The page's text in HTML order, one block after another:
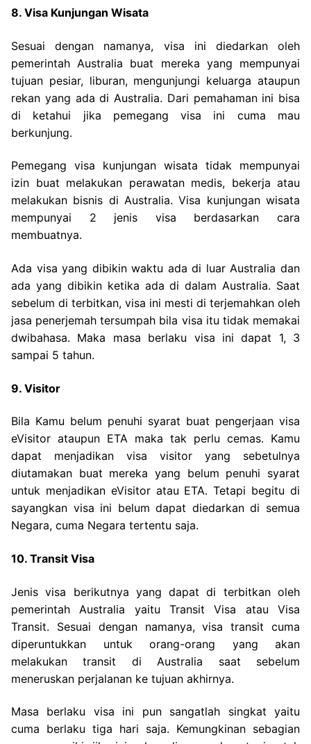
8. Visa Kunjungan Wisata
Sesuai dengan namanya, visa ini diedarkan oleh
pemerintah Australia buat mereka yang mempunyai
tujuan pesiar, liburan, mengunjungi keluarga ataupun
rekan yang ada di Australia. Dari pemahaman ini bisa
di ketahui jika pemegang visa ini cuma mau
berkunjung.
Pemegang visa kunjungan wisata tidak mempunyai
izin buat melakukan perawatan medis, bekerja atau
melakukan bisnis di Australia. Visa kunjungan wisata
mempunyai 2 jenis visa berdasarkan cara
membuatnya.
Ada visa yang dibikin waktu ada di luar Australia dan
ada yang dibikin ketika ada di dalam Australia. Saat
sebelum di terbitkan, visa ini mesti di terjemahkan oleh
jasa penerjemah tersumpah bila visa itu tidak memakai
dwibahasa. Maka masa berlaku visa ini dapat 1, 3
sampai 5 tahun.
9. Visitor
Bila Kamu belum penuhi syarat buat pengerjaan visa
eVisitor ataupun ETA maka tak perlu cemas. Kamu
dapat menjadikan visa visitor yang sebetulnya
diutamakan buat mereka yang belum penuhi syarat
untuk menjadikan eVisitor atau ETA. Tetapi begitu di
sayangkan visa ini belum dapat diedarkan di semua
Negara, cuma Negara tertentu saja.
10. Transit Visa
Jenis visa berikutnya yang dapat di terbitkan oleh
pemerintah Australia yaitu Transit Visa atau Visa
Transit. Sesuai dengan namanya, visa transit cuma
diperuntukkan untuk orang-orang yang akan
melakukan transit di Australia saat sebelum
meneruskan perjalanan ke tujuan akhirnya.
Masa berlaku visa ini pun sangatlah singkat yaitu
cuma berlaku tiga hari saja. Kemungkinan sebagian